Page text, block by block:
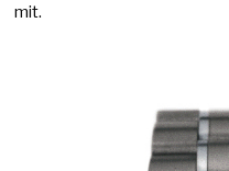
mit.